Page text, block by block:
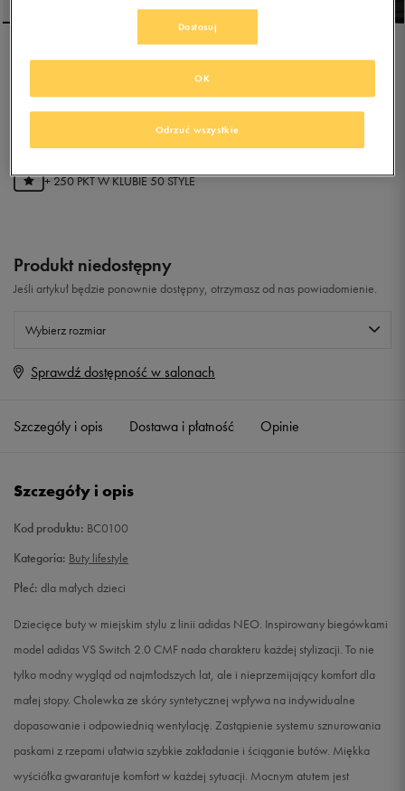
ADIDAS VS SWITCH 2 CMF
49,99złz Vat
+ 250 PKT WKLUBIE 50 STYLE
Produkt niedostępny
Jeśli artykuł będzie ponownie dostępny, otrzymasz od nas powiadomienie.
Wybierz rozmiar
Rozmiary EU
31 18,7 cm
32 19,5 cm Powiadom o dostępności
33 20 cm Powiadom o dostępności
35 21,2 cm Powiadom o dostępności
Sprawdź dostępność w salonach
Szczegóły i opis Dostawa i płatność Opinie
Szczegóły i opis
Kod produktu: BC0100
Kategoria: Buty lifestyle
Płeć: dla małych dzieci
Dziecięce buty w miejskim stylu z linii adidas NEO. Inspirowany biegówkami
model adidas VS Switch 2.0 CMF nada charakteru każdej stylizacji. To nie
tylko modny wygląd od najmłodszych lat, ale i nieprzemijający komfort dla
małej stopy. Cholewka ze skóry syntetycznej wpływa na indywidualne
dopasowanie i odpowiednią wentylację. Zastąpienie systemu sznurowania
paskami z rzepami ułatwia szybkie zakładanie i ściąganie butów. Miękka
wyściółka gwarantuje komfort w każdej sytuacji. Mocnym atutem jest
Dostosuj
Odrzuć wszystkie
OK